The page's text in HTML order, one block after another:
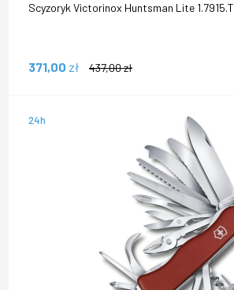
Scyzoryk Victorinox Huntsman Lite 1.7915.T
371,00 zł 437,00zł
24h